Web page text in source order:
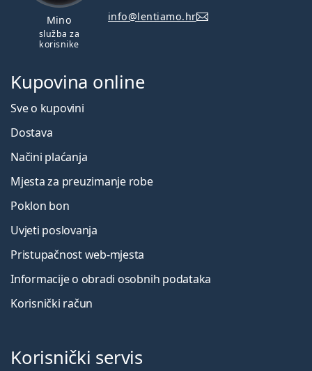
Mino
služba za
korisnike
info@lentiamo.hr
Kupovina online
Sve o kupovini
Dostava
Načini plaćanja
Mjesta za preuzimanje robe
Poklon bon
Uvjeti poslovanja
Pristupačnost web-mjesta
Informacije o obradi osobnih podataka
Korisnički račun
Korisnički servis